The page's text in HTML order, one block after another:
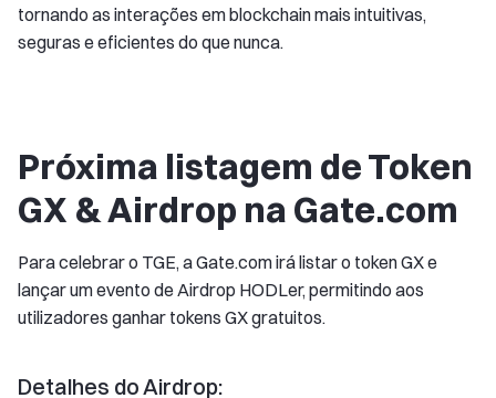
tornando as interações em blockchain mais intuitivas,
seguras e eficientes do que nunca.
Próxima listagem de Token
GX & Airdrop na Gate.com
Para celebrar o TGE, a Gate.com irá listar o token GX e
lançar um evento de Airdrop HODLer, permitindo aos
utilizadores ganhar tokens GX gratuitos.
Detalhes do Airdrop: